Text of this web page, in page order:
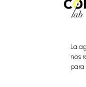
La
nos
para